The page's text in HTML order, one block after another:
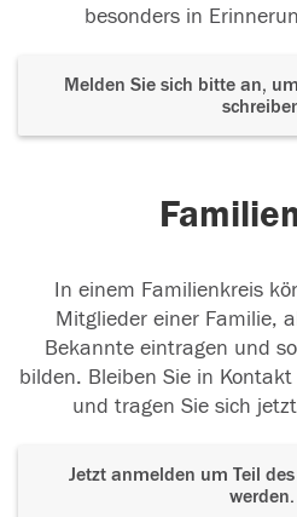
besonders in
Melden Sie sich bitte an,
In einem Familienkreis
Mitglieder einer Familie,
Bekannte eintragen und
bilden. Bleiben Sie in
und tragen Sie sich
Jetzt anmelden um Teil
werden.